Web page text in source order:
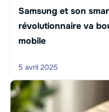
Samsung et son
révolutionnaire va
mobile
5 avril 2025